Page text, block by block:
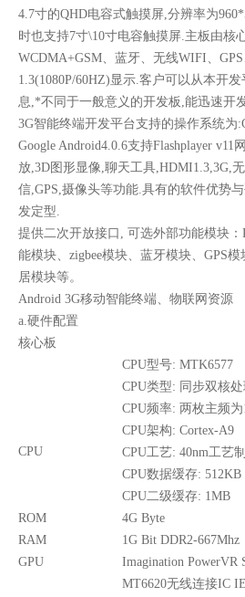
4.7寸的QHD电容式触摸屏,分辨率为
时也支持7寸\10寸电容触摸屏.主板由核
WCDMA+GSM、蓝牙、无线WIFI、
1.3(1080P/60HZ)显示.客户可以从本开
息,*不同于一般意义的开发板,能迅速开
3G智能终端开发平台支持的操作系统为
Google Android4.0.6支持Flashplayer v11
放,3D图形显像,聊天工具,HDMI1.3,3G,
信,GPS,摄像头等功能.具有的软件优势
发定型.
提供二次开放接口, 可选外部功能模块
能模块、zigbee模块、蓝牙模块、GPS
居模块等。
Android 3G移动智能终端、物联网资源
a.硬件配置
核心板
CPU
CPU型号: MTK6577
CPU类型: 同步双核
CPU频率: 两枚主频
CPU架构: Cortex-A9
CPU工艺: 40nm工艺
CPU数据缓存: 512KB
CPU二级缓存: 1MB
ROM
4G Byte
RAM
1G Bit DDR2-667Mhz
GPU
Imagination PowerVR
MT6620无线连接IC